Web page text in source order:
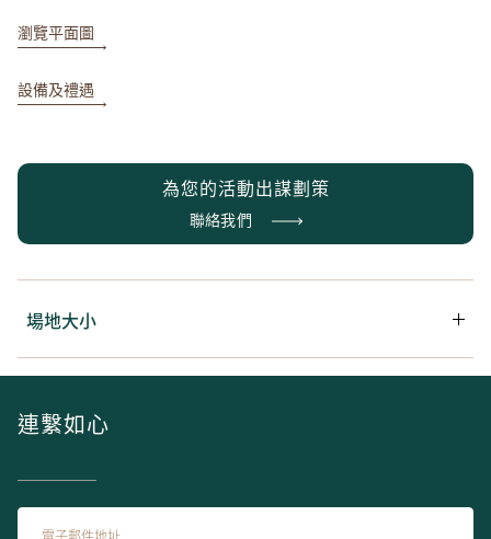
瀏覽平面圖
設備及禮遇
為您的活動出謀劃策
聯絡我們
場地大小
場地
連繫如心